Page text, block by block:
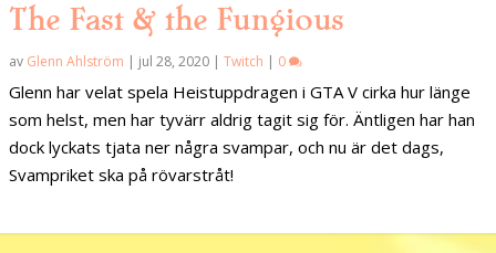
The Fast & the Fungious
av Glenn Ahlström | jul 28, 2020 | Twitch | 0
Glenn har velat spela Heistuppdragen i GTA V cirka hur länge
som helst, men har tyvärr aldrig tagit sig för. Äntligen har han
dock lyckats tjata ner några svampar, och nu är det dags,
Svampriket ska på rövarstråt!